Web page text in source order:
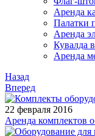
Аренда
Палатки
Аренда
Кувалда
Аренда
Назад
Вперед
22 февраля 2016
Аренда комплектов